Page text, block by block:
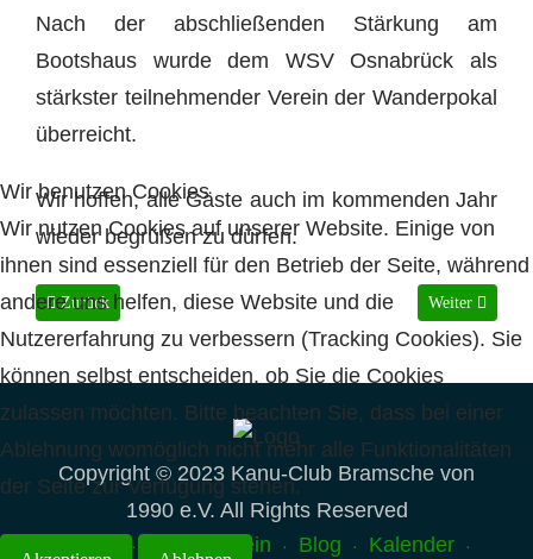
Nach der abschließenden Stärkung am
Bootshaus wurde dem WSV Osnabrück als
stärkster teilnehmender Verein der Wanderpokal
überreicht.
Wir hoffen, alle Gäste auch im kommenden Jahr
wieder begrüßen zu dürfen.
Vorheriger Beitrag: Urkunde "Niedersachsenpreis für
Zurück Nächster
Weiter
Copyright © 2023 Kanu-Club Bramsche von
1990 e.V. All Rights Reserved
Unser Verein Blog Kalender
Wir benutzen Cookies
Wir nutzen Cookies auf unserer Website. Einige von
ihnen sind essenziell für den Betrieb der Seite, während
andere uns helfen, diese Website und die
Nutzererfahrung zu verbessern (Tracking Cookies). Sie
können selbst entscheiden, ob Sie die Cookies
zulassen möchten. Bitte beachten Sie, dass bei einer
Ablehnung womöglich nicht mehr alle Funktionalitäten
der Seite zur Verfügung stehen.